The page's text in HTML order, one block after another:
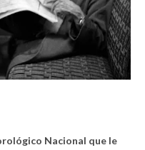
Nacional que le